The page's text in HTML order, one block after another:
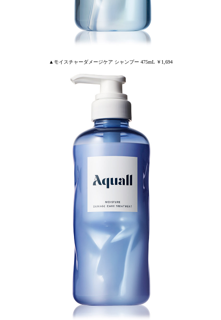
▲モイスチャーダメージケア シャンプー 475mL ￥1,694